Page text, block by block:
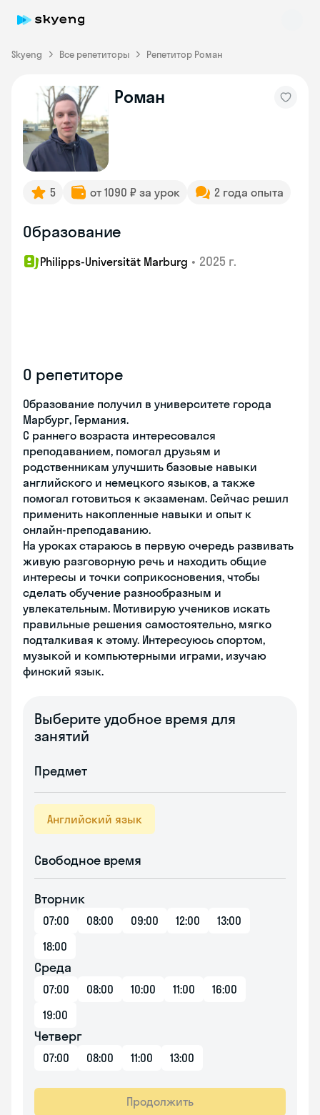
Skyeng Все репетиторы Репетитор Роман
Роман
5 от 1090 ₽ за урок 2 года опыта
Образование
Philipps-Universität Marburg • 2025 г.
О репетиторе
Образование получил в университете города
Марбург, Германия.
С раннего возраста интересовался
преподаванием, помогал друзьям и
родственникам улучшить базовые навыки
английского и немецкого языков, а также
помогал готовиться к экзаменам. Сейчас решил
применить накопленные навыки и опыт к
онлайн-преподаванию.
На уроках стараюсь в первую очередь развивать
живую разговорную речь и находить общие
интересы и точки соприкосновения, чтобы
сделать обучение разнообразным и
увлекательным. Мотивирую учеников искать
правильные решения самостоятельно, мягко
подталкивая к этому. Интересуюсь спортом,
музыкой и компьютерными играми, изучаю
финский язык.
Выберите удобное время для
занятий
Предмет
Английский язык
Свободное время
Вторник
07:00 08:00 09:00 12:00
13:00
18:00
Среда
07:00 08:00 10:00 11:00
16:00
19:00
Четверг
07:00 08:00 11:00 13:00
Продолжить
Skyeng Chat
online